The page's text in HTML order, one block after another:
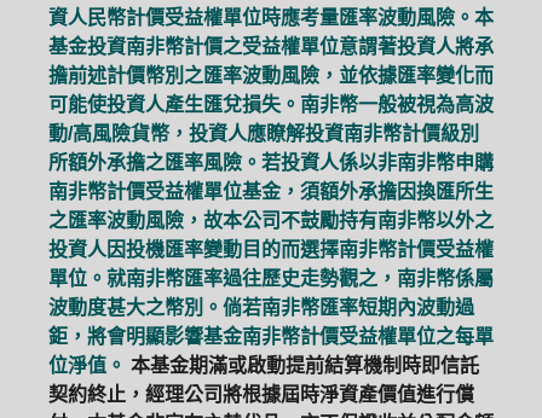
資人民幣計價受益權單位時應考量匯率波動風險。本
基金投資南非幣計價之受益權單位意謂著投資人將承
擔前述計價幣別之匯率波動風險，並依據匯率變化而
可能使投資人產生匯兌損失。南非幣一般被視為高波
動/高風險貨幣，投資人應瞭解投資南非幣計價級別
所額外承擔之匯率風險。若投資人係以非南非幣申購
南非幣計價受益權單位基金，須額外承擔因換匯所生
之匯率波動風險，故本公司不鼓勵持有南非幣以外之
投資人因投機匯率變動目的而選擇南非幣計價受益權
單位。就南非幣匯率過往歷史走勢觀之，南非幣係屬
波動度甚大之幣別。倘若南非幣匯率短期內波動過
鉅，將會明顯影響基金南非幣計價受益權單位之每單
位淨值。 本基金期滿或啟動提前結算機制時即信託
契約終止，經理公司將根據屆時淨資產價值進行償